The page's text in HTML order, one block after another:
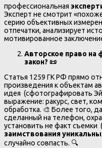
профессиональная
Эксперт не смотрит
серию объективных
отпечатки, анализирует
мотивированное
Авторское право
закон? 📜
Статья 1259 ГК РФ прямо
произведения к объектам
идея (сфотографировать
выражение: ракурс, свет,
обработка. 🎨 Более того,
сделанный на телефон,
установить не факт съемки
заимствования
случайно совпасть. 🔍